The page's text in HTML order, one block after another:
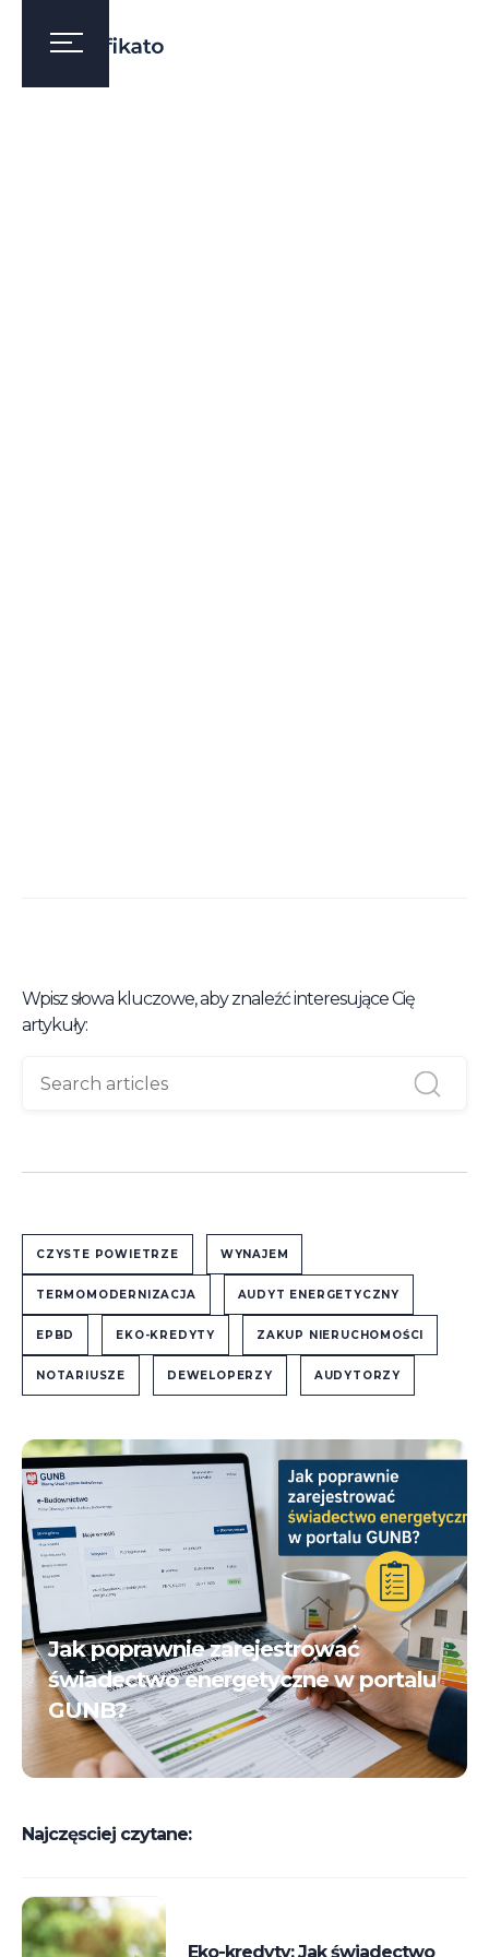
Wpisz słowa kluczowe, aby znaleźć interesujące Cię
artykuły:
CZYSTE POWIETRZE WYNAJEM
TERMOMODERNIZACJA AUDYT ENERGETYCZNY
EPBD EKO-KREDYTY ZAKUP NIERUCHOMOŚCI
NOTARIUSZE DEWELOPERZY AUDYTORZY
Jak poprawnie zarejestrować
świadectwo energetyczne w portalu
GUNB?
Najczęsciej czytane:
Eko-kredyty: Jak świadectwo